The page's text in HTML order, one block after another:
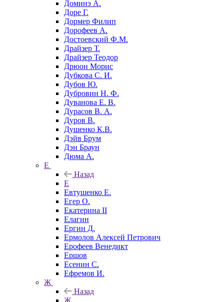
Доминэ А.
Доре Г.
Дормер Филип
Дорофеев А.
Достоевский Ф.М.
Драйзер Т.
Драйзер Теодор
Дрюон Морис
Дубкова С. И.
Дубов Ю.
Дубровин Н. Ф.
Дуванова Е. В.
Дурасов В. А.
Дуров В.
Душенко К.В.
Дэйв Брум
Дэн Браун
Дюма А.
Е
Назад
Е
Евтушенко Е.
Егер О.
Екатерина II
Елагин
Ергин Д.
Ермолов Алексей Петрович
Ерофеев Венедикт
Ершов
Есенин С.
Ефремов И.
Ж
Назад
Ж